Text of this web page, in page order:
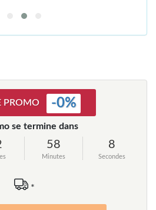
PROMO -0%
se termine dans
58
Minutes
8
Secondes
*